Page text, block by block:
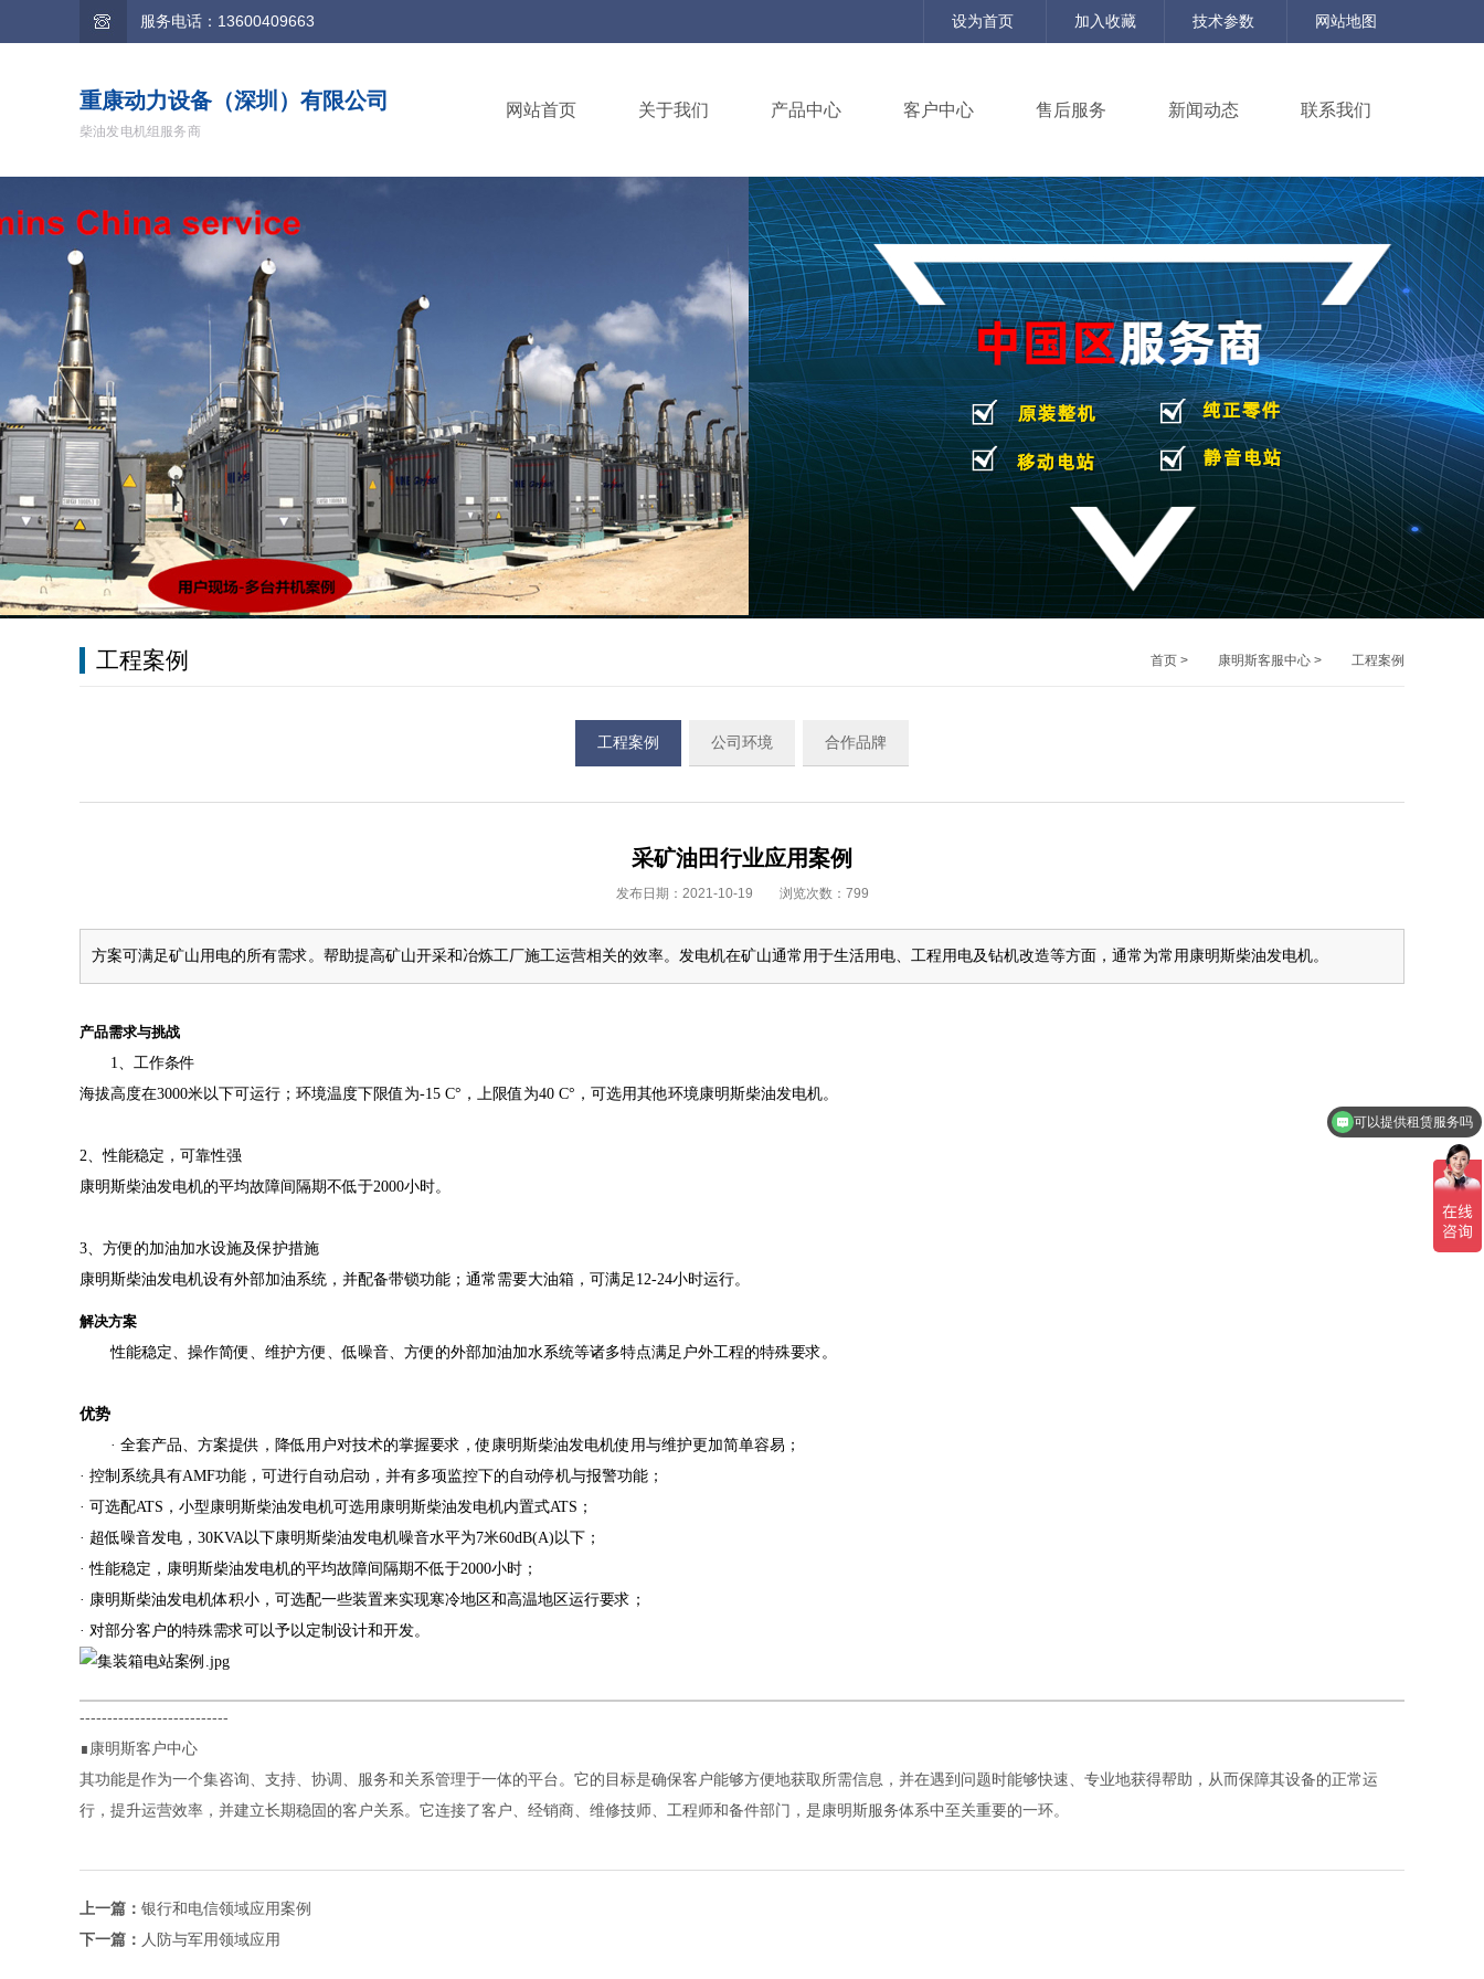
服务电话：13600409663 技术参数 网站地图
设为首页 加入收藏
重康动力设备（深圳）有限公司
柴油发电机组服务商
网站首页 关于我们 产品中心 客户中心 售后服务 新闻动态 联系我们
首页 > 康明斯客服中心 > 工程案例
工程案例
工程案例 公司环境 合作品牌
采矿油田行业应用案例
发布日期：2021-10-19 浏览次数： 799
方案可满足矿山用电的所有需求。帮助提高矿山开采和冶炼工厂施工运营相关的效率。发电机在矿山通常用于生活用电、工程用电及钻机改造等方面，通常为常用康明斯柴油发电机。
产品需求与挑战
1、工作条件
海拔高度在3000米以下可运行；环境温度下限值为-15 C°，上限值为40 C°，可选用其他环境康明斯柴油发电机。
2、性能稳定，可靠性强
康明斯柴油发电机的平均故障间隔期不低于2000小时。
3、方便的加油加水设施及保护措施
康明斯柴油发电机设有外部加油系统，并配备带锁功能；通常需要大油箱，可满足12-24小时运行。
解决方案
性能稳定、操作简便、维护方便、低噪音、方便的外部加油加水系统等诸多特点满足户外工程的特殊要求。
优势
· 全套产品、方案提供，降低用户对技术的掌握要求，使康明斯柴油发电机使用与维护更加简单容易；
· 控制系统具有AMF功能，可进行自动启动，并有多项监控下的自动停机与报警功能；
· 可选配ATS，小型康明斯柴油发电机可选用康明斯柴油发电机内置式ATS；
· 超低噪音发电，30KVA以下康明斯柴油发电机噪音水平为7米60dB(A)以下；
· 性能稳定，康明斯柴油发电机的平均故障间隔期不低于2000小时；
· 康明斯柴油发电机体积小，可选配一些装置来实现寒冷地区和高温地区运行要求；
· 对部分客户的特殊需求可以予以定制设计和开发。
---------------------------
∎康明斯客户中心
其功能是作为一个集咨询、支持、协调、服务和关系管理于一体的平台。它的目标是确保客户能够方便地获取所需信息，并在遇到问题时能够快速、专业地获得帮助，从而保障其设备的正常运
行，提升运营效率，并建立长期稳固的客户关系。它连接了客户、经销商、维修技师、工程师和备件部门，是康明斯服务体系中至关重要的一环。
上一篇： 银行和电信领域应用案例
下一篇： 人防与军用领域应用
可以提供柴发询价吗